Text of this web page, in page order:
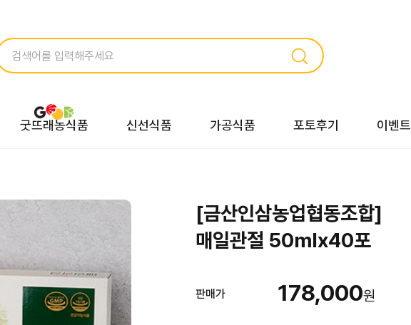
굿뜨래농식품 신선식품 가공식품 포토후기 이벤트
[금산인삼농업협동조합]
매일관절 50mlx40포
판매가 178,000원